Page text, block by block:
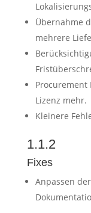
Übernahme
mehrere
Procurement
Lizenz mehr.
Kleinere
1.1.2
Fixes
Anpassen